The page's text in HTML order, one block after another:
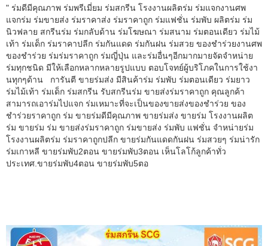
" ร่มดีมีคุณภาพ ร่มพรีเมี่ยม ร่มสกรีน โรงงานผลิตร่ม ร่มแจกงานศพ
แจกร่ม ร่มขายส่ง ร่มราคาส่ง ร่มราคาถูก ร่มแฟชั่น ร่มพับ ผลิตร่ม ร่ม
นิวฟลาย สกรีนร่ม ร่มกลับด้าน ร่มโฆษณา ร่มสนาม ร่มตอนเดียว ร่มไม้
เท้า ร่มเด็ก ร่มราคาปลีก ร่มกันแดด ร่มกันฝน ร่มสวย ของชำร่วยงานศพ
ของชำร่วย ร่มร่มราคาถูก ร่มญี่ปุ่น และร่มอื่นๆอีกมากมายจัดจำหน่าย
ร่มทุกชนิด มีให้เลือกหลากหลายรูปแบบ ตอบโจทย์ผู้บริโภคในการใช้งา
นทุกๆด้าน การันตี ขายร่มส่ง มีสินค้าร่ม ร่มพับ ร่มตอนเดียว ร่มยาว
ร่มไม้เท้า ร่มเด็ก ร่มสกรีน รับสกรีนร่ม ขายส่งร่มราคาถูก คุณลูกค้า
สามารถเอาร่มไปแจก ร่มเหมาะที่จะเป็นของขายส่งของชำร่วย ของ
ชำร่วยราคาถูก ร่ม ขายร่มดีมีคุณภาพ ขายร่มส่ง ขายร่ม โรงงานผลิต
ร่ม ขายร่ม ร่ม ขายส่งร่มราคาถูก ร่มขายส่ง ร่มพับ แฟชั่น จำหน่ายร่ม
โรงงานผลิตร่ม ร่มราคาถูกปลีก ขายร่มกันแดดกันฝน ร่มสวยๆ ร่มน่ารัก
ร่มเกาหลี ขายร่มพับ2ตอน ขายร่มพับ3ตอน เห็นโลโก้ลูกค้าทั่ว
ประเทศ.ขายร่มพับ4ตอน ขายร่มพับ5ตอ